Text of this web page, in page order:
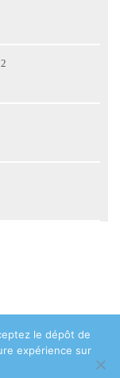
- 48 avenue de
28 -Contact
le dépôt de
expérience sur